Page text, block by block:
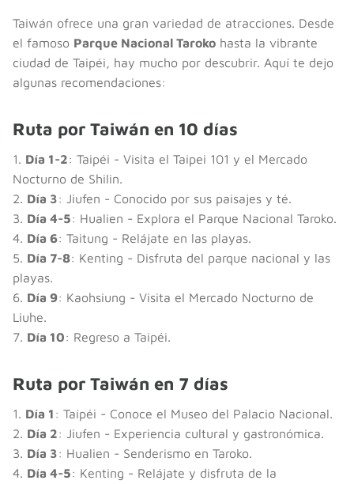
Taiwán ofrece una gran variedad de atracciones. Desde
el famoso Parque Nacional Taroko hasta la vibrante
ciudad de Taipéi, hay mucho por descubrir. Aquí te dejo
algunas recomendaciones:
Ruta por Taiwán en 10 días
1. Día 1-2: Taipéi - Visita el Taipei 101 y el Mercado
Nocturno de Shilin.
2. Día 3: Jiufen - Conocido por sus paisajes y té.
3. Día 4-5: Hualien - Explora el Parque Nacional Taroko.
4. Día 6: Taitung - Relájate en las playas.
5. Día 7-8: Kenting - Disfruta del parque nacional y las
playas.
6. Día 9: Kaohsiung - Visita el Mercado Nocturno de
Liuhe.
7. Día 10: Regreso a Taipéi.
Ruta por Taiwán en 7 días
1. Día 1 : Taipéi - Conoce el Museo del Palacio Nacional.
2. Día 2: Jiufen - Experiencia cultural y gastronómica.
3. Día 3: Hualien - Senderismo en Taroko.
4. Día 4-5: Kenting - Relájate y disfruta de la